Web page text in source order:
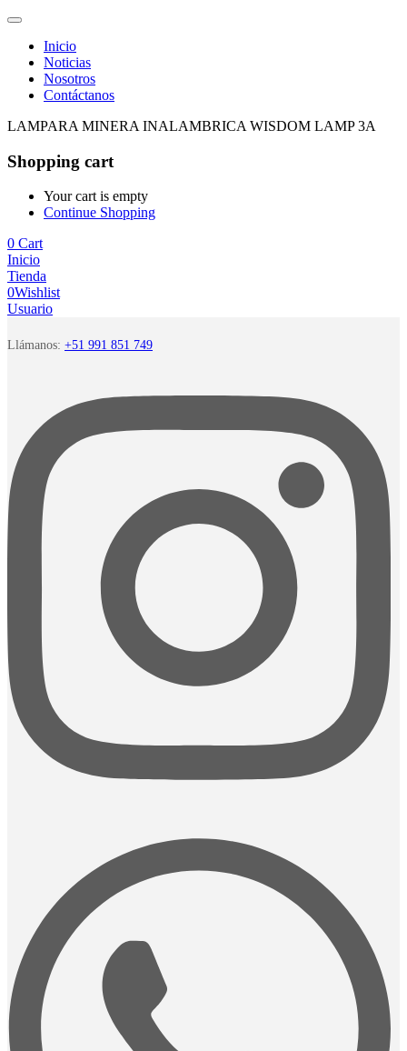
Inicio
Noticias
Nosotros
Contáctanos
LAMPARA MINERA INALAMBRICA WISDOM LAMP 3A
Shopping cart
Your cart is empty
Continue Shopping
0 Cart
Inicio
Tienda
0Wishlist
Usuario
Llámanos: +51 991 851 749